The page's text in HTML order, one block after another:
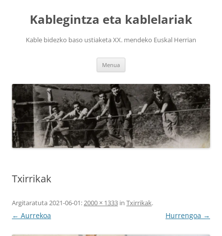
Kablegintza eta kablelariak
Kable bidezko baso ustiaketa XX. mendeko Euskal Herrian
Menua
Txirrikak
Argitaratuta 2021-06-01:2000 × 1333 in Txirrikak.
← Aurrekoa Hurrengoa →